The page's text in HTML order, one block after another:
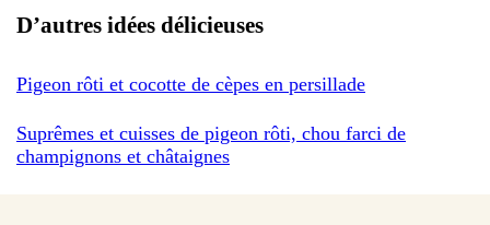
D’autres idées délicieuses
Pigeon rôti et cocotte de cèpes en persillade
Suprêmes et cuisses de pigeon rôti, chou farci de
champignons et châtaignes